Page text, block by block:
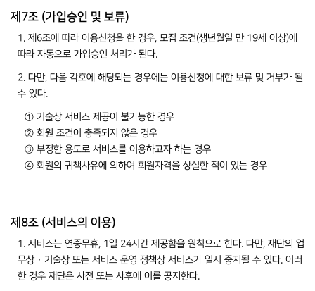
제7조 (가입승인 및 보류)
1. 제6조에 따라 이용신청을 한 경우, 모집 조건(생년월일 만 19세 이상)에
따라 자동으로 가입승인 처리가 된다.
2. 다만, 다음 각호에 해당되는 경우에는 이용신청에 대한 보류 및 거부가 될
수 있다.
① 기술상 서비스 제공이 불가능한 경우
② 회원 조건이 충족되지 않은 경우
③ 부정한 용도로 서비스를 이용하고자 하는 경우
④ 회원의 귀책사유에 의하여 회원자격을 상실한 적이 있는 경우
제8조 (서비스의 이용)
1. 서비스는 연중무휴, 1일 24시간 제공함을 원칙으로 한다. 다만, 재단의 업
무상 · 기술상 또는 서비스 운영 정책상 서비스가 일시 중지될 수 있다. 이러
한 경우 재단은 사전 또는 사후에 이를 공지한다.